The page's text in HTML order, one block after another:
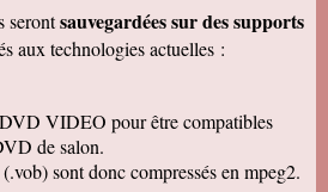
vraiment un beau résultat.
: tout semble bon et la
Final Cut Pro X fonctionne.
serontsauvegardées sur des supports
aux technologies actuelles :
VIDEO pour être compatibles
de salon.
sont donc compressés en mpeg2.